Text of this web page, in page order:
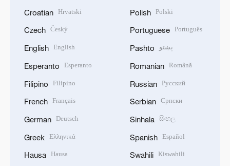
Croatian Hrvatski
Czech Český
English English
Esperanto Esperanto
Filipino Filipino
French Français
German Deutsch
Greek Ελληνικά
Hausa Hausa
Polish Polski
Portuguese Português
Pashto پښتو
Romanian Română
Russian Русский
Serbian Српски
Sinhala සිංහල
Spanish Español
Swahili Kiswahili